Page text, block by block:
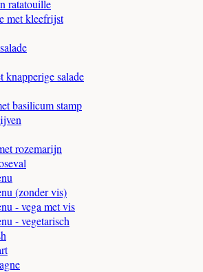
ratatouille
met kleefrijst
knapperige salade
basilicum stamp
rozemarijn
(zonder vis)
- vega met vis
- vegetarisch